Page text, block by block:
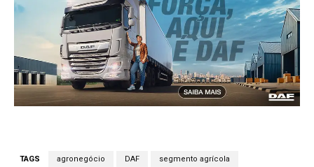
TAGS agronegócio DAF segmento agrícola